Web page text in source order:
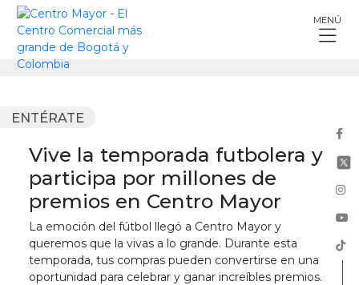
Skip
MENÚ
ENTÉRATE
Vive la temporada futbolera y
participa por millones de
premios en Centro Mayor
La emoción del fútbol llegó a Centro Mayor y
queremos que la vivas a lo grande. Durante esta
temporada, tus compras pueden convertirse en una
oportunidad para celebrar y ganar increíbles premios.